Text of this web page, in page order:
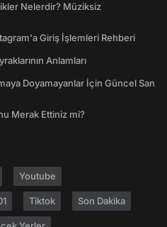
Nelerdir? Müziksiz
Giriş İşlemleri Rehberi
Anlamları
Doyamayanlar İçin Güncel San
Merak Ettiniz mi?
Youtube
Tiktok Son Dakika